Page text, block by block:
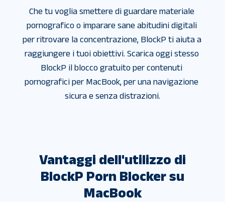
Che tu voglia smettere di guardare materiale
pornografico o imparare sane abitudini digitali
per ritrovare la concentrazione, BlockP ti aiuta a
raggiungere i tuoi obiettivi. Scarica oggi stesso
BlockP il blocco gratuito per contenuti
pornografici per MacBook, per una navigazione
sicura e senza distrazioni.
Vantaggi dell'utilizzo di
BlockP Porn Blocker su
MacBook